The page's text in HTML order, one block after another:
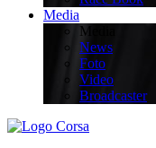
Media
Media
News
Foto
Video
Broadcaster